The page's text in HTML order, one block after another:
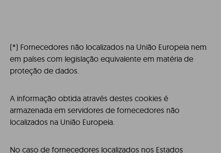
(*) Fornecedores não localizados na União Europeia nem
em países com legislação equivalente em matéria de
proteção de dados.
A informação obtida através destes cookies é
armazenada em servidores de fornecedores não
localizados na União Europeia.
No caso de fornecedores localizados nos Estados